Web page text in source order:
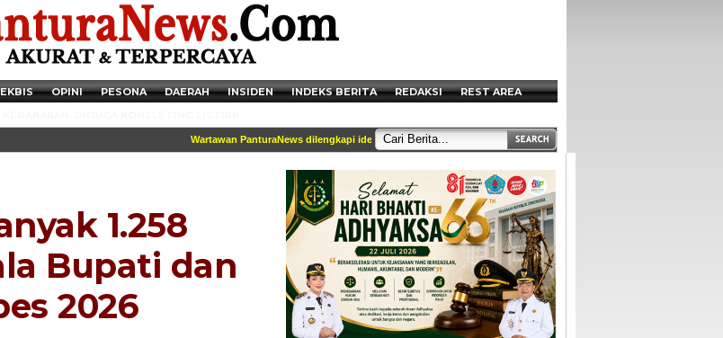
EKBIS OPINI PESONA DAERAH INSIDEN INDEKS BERITA REDAKSI
REST AREA
Wartawan PanturaNews dilengkapi identitas dan tercantum di box redaksi || Akses Kami di Handphone anda melalui
1.258
Bupati dan
2026